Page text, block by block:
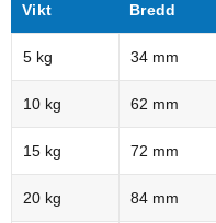
Vikt Bredd
5 kg 34 mm
10 kg 62 mm
15 kg 72 mm
20 kg 84 mm